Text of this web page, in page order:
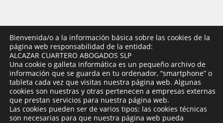
LA FIRMA
ÁREAS DE PRÁCTICA
PROFESIONALES
ALIANZA
CONTACTO
Bienvenida/o a la información básica sobre las cookies de la
página web responsabilidad de la entidad:
ALCAZAR CUARTERO ABOGADOS SLP
Una cookie o galleta informática es un pequeño archivo de
información que se guarda en tu ordenador, “smartphone” o
tableta cada vez que visitas nuestra página web. Algunas
cookies son nuestras y otras pertenecen a empresas externas
que prestan servicios para nuestra página web.
Las cookies pueden ser de varios tipos: las cookies técnicas
son necesarias para que nuestra página web pueda